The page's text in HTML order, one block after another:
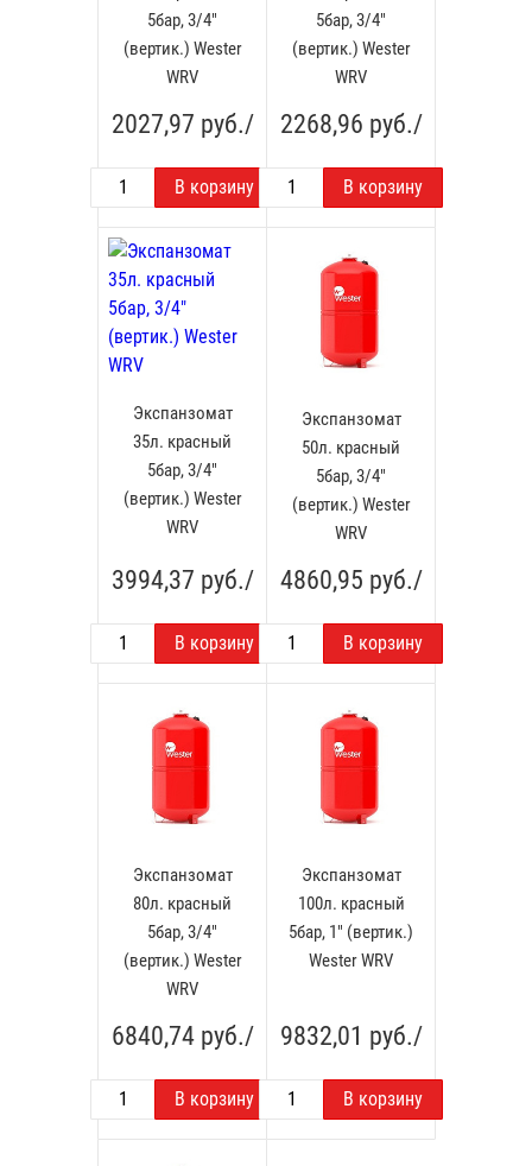
5бар, 3/4"
(вертик.) Wester
WRV
2027,97 руб./
5бар, 3/4"
(вертик.) Wester
WRV
2268,96 руб./
Экспанзомат
35л. красный
5бар, 3/4"
(вертик.) Wester
WRV
3994,37 руб./
Экспанзомат
50л. красный
5бар, 3/4"
(вертик.) Wester
WRV
4860,95 руб./
Экспанзомат
80л. красный
5бар, 3/4"
(вертик.) Wester
WRV
6840,74 руб./
Экспанзомат
100л. красный
5бар, 1" (вертик.)
Wester WRV
9832,01 руб./